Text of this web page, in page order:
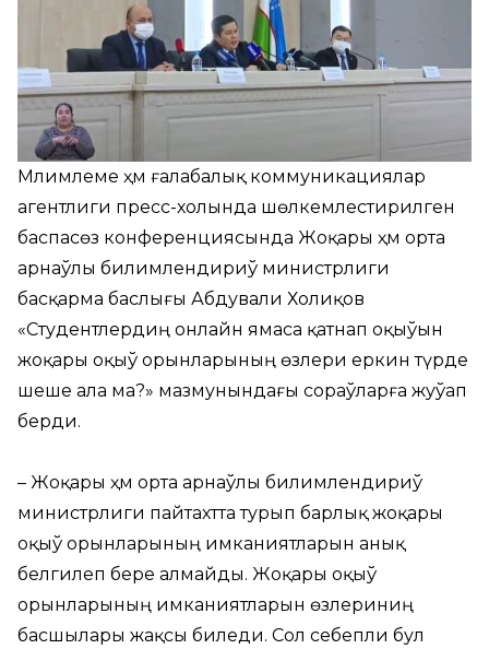
Мәлимлеме ҳәм ғалабалық коммуникациялар
агентлиги пресс-холында шөлкемлестирилген
баспасөз конференциясында Жоқары ҳәм орта
арнаўлы билимлендириў министрлиги
басқарма баслығы Абдували Холиқов
«Студентлердиң онлайн ямаса қатнап оқыўын
жоқары оқыў орынларының өзлери еркин түрде
шеше ала ма?» мазмунындағы сораўларға жуўап
берди.
– Жоқары ҳәм орта арнаўлы билимлендириў
министрлиги пайтахтта турып барлық жоқары
оқыў орынларының имканиятларын анық
белгилеп бере алмайды. Жоқары оқыў
орынларының имканиятларын өзлериниң
басшылары жақсы биледи. Сол себепли бул